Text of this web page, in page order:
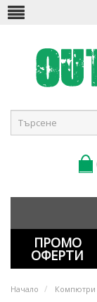
ПРОМО
ОФЕРТИ
Начало Компютри